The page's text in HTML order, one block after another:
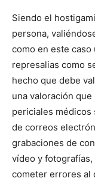
Siendo el
persona,
como en este caso
represalias como
hecho que debe
una valoración
periciales médicos
de correos
grabaciones de
vídeo y
cometer errores al